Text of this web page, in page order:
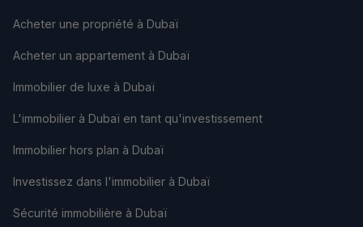
Acheter une propriété à Dubaï
Acheter un appartement à Dubaï
Immobilier de luxe à Dubaï
L'immobilier à Dubaï en tant qu'investissement
Immobilier hors plan à Dubaï
Investissez dans l'immobilier à Dubaï
Sécurité immobilière à Dubaï